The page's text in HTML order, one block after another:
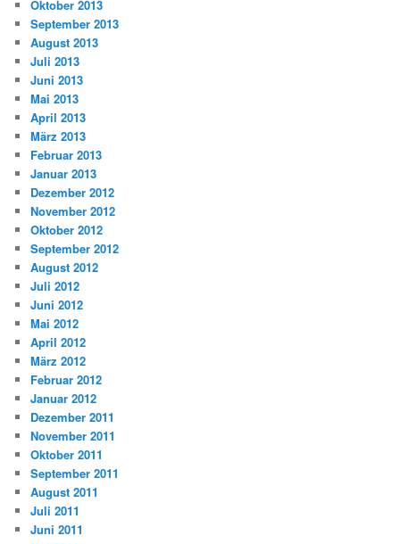
Oktober 2013
September 2013
August 2013
Juli 2013
Juni 2013
Mai 2013
April 2013
März 2013
Februar 2013
Januar 2013
Dezember 2012
November 2012
Oktober 2012
September 2012
August 2012
Juli 2012
Juni 2012
Mai 2012
April 2012
März 2012
Februar 2012
Januar 2012
Dezember 2011
November 2011
Oktober 2011
September 2011
August 2011
Juli 2011
Juni 2011